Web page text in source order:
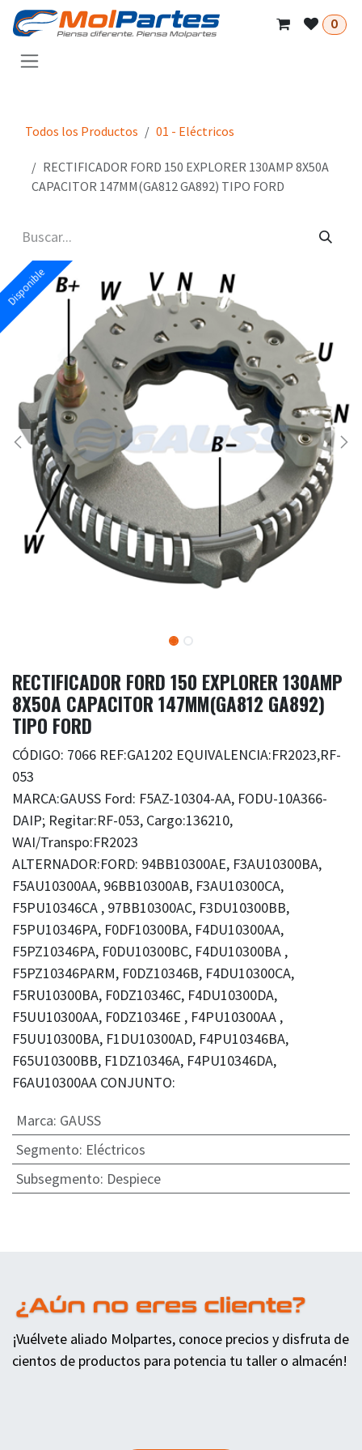
Ir al contenido
0
Todos los Productos 01 - Eléctricos
RECTIFICADOR FORD 150 EXPLORER 130AMP 8X50A
CAPACITOR 147MM(GA812 GA892) TIPO FORD
Disponible
Disponible
RECTIFICADOR FORD 150 EXPLORER 130AMP
8X50A CAPACITOR 147MM(GA812 GA892)
TIPO FORD
CÓDIGO: 7066 REF:GA1202 EQUIVALENCIA:FR2023,RF-
053
MARCA:GAUSS Ford: F5AZ-10304-AA, FODU-10A366-
DAIP; Regitar:RF-053, Cargo:136210,
WAI/Transpo:FR2023
ALTERNADOR:FORD: 94BB10300AE, F3AU10300BA,
F5AU10300AA, 96BB10300AB, F3AU10300CA,
F5PU10346CA , 97BB10300AC, F3DU10300BB,
F5PU10346PA, F0DF10300BA, F4DU10300AA,
F5PZ10346PA, F0DU10300BC, F4DU10300BA ,
F5PZ10346PARM, F0DZ10346B, F4DU10300CA,
F5RU10300BA, F0DZ10346C, F4DU10300DA,
F5UU10300AA, F0DZ10346E , F4PU10300AA ,
F5UU10300BA, F1DU10300AD, F4PU10346BA,
F65U10300BB, F1DZ10346A, F4PU10346DA,
F6AU10300AA CONJUNTO:
Marca: GAUSS
Segmento: Eléctricos
Subsegmento: Despiece
¡Vuélvete aliado Molpartes, conoce precios y disfruta de
cientos de productos para potencia tu taller o almacén!